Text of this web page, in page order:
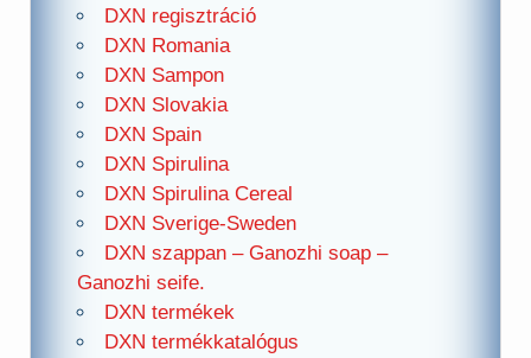
DXN regisztráció
DXN Romania
DXN Sampon
DXN Slovakia
DXN Spain
DXN Spirulina
DXN Spirulina Cereal
DXN Sverige-Sweden
DXN szappan – Ganozhi soap –
Ganozhi seife.
DXN termékek
DXN termékkatalógus